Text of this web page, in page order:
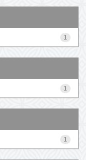
1
1
1